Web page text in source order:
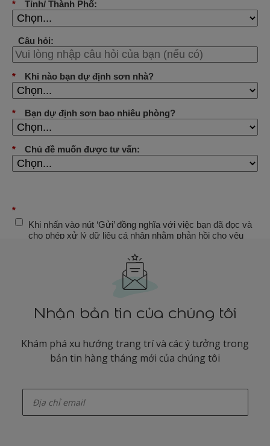
Nhận bản tin của chúng tôi
Khám phá xu hướng trang trí và các ý tưởng trong
bản tin hàng tháng mới của chúng tôi